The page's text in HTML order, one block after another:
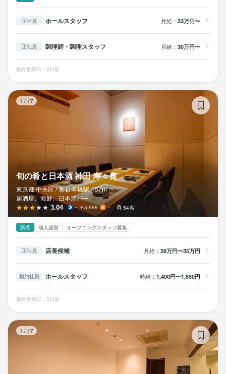
正社員 ホールスタッフ 月給： 33万円〜
正社員 調理師・調理スタッフ 月給： 30万円〜
最終更新日：2日前
1 / 17
旬の肴と日本酒 神田 寿々喜
東京都 中央区 / 新日本橋駅 157m
居酒屋、海鮮、日本酒バー
3.04 ～￥5,999 － 54席
新着 個人経営 オープニングスタッフ募集
正社員 店長候補 月給： 28万円〜35万円
契約社員 ホールスタッフ 時給： 1,400円〜1,850円
最終更新日：3日前
1 / 17